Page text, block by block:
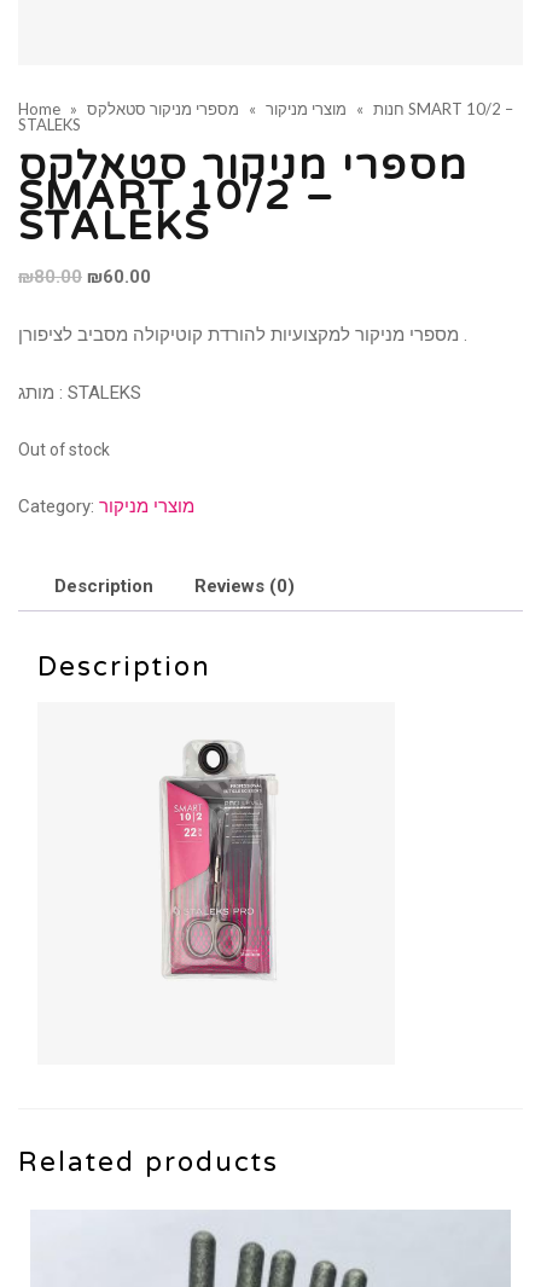
Home » חנות » מוצרי מניקור »
מספרי מניקור סטאלקס SMART 10/2 –
STALEKS
מספרי מניקור סטאלקס
SMART 10/2 –
STALEKS
₪80.00 Original
was:
₪60.00
is:
מספרי מניקור למקצועיות להורדת קוטיקולה מסביב לציפורן .
מותג : STALEKS
Out of stock
Category: מוצרי מניקור
Description Reviews (0)
Description
Related products